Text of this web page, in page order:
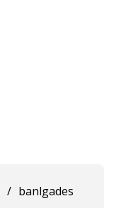
/ banlgades